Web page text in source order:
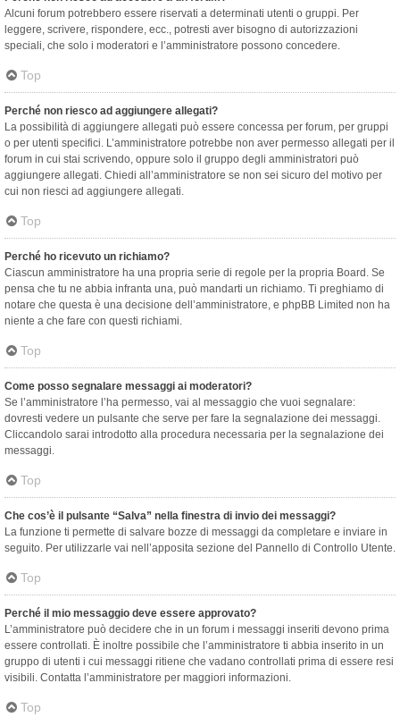
Alcuni forum potrebbero essere riservati a determinati utenti o gruppi. Per
leggere, scrivere, rispondere, ecc., potresti aver bisogno di autorizzazioni
speciali, che solo i moderatori e l’amministratore possono concedere.
Top
Perché non riesco ad aggiungere allegati?
La possibilità di aggiungere allegati può essere concessa per forum, per gruppi
o per utenti specifici. L’amministratore potrebbe non aver permesso allegati per il
forum in cui stai scrivendo, oppure solo il gruppo degli amministratori può
aggiungere allegati. Chiedi all’amministratore se non sei sicuro del motivo per
cui non riesci ad aggiungere allegati.
Top
Perché ho ricevuto un richiamo?
Ciascun amministratore ha una propria serie di regole per la propria Board. Se
pensa che tu ne abbia infranta una, può mandarti un richiamo. Ti preghiamo di
notare che questa è una decisione dell’amministratore, e phpBB Limited non ha
niente a che fare con questi richiami.
Top
Come posso segnalare messaggi ai moderatori?
Se l’amministratore l’ha permesso, vai al messaggio che vuoi segnalare:
dovresti vedere un pulsante che serve per fare la segnalazione dei messaggi.
Cliccandolo sarai introdotto alla procedura necessaria per la segnalazione dei
messaggi.
Top
Che cos’è il pulsante “Salva” nella finestra di invio dei messaggi?
La funzione ti permette di salvare bozze di messaggi da completare e inviare in
seguito. Per utilizzarle vai nell’apposita sezione del Pannello di Controllo Utente.
Top
Perché il mio messaggio deve essere approvato?
L’amministratore può decidere che in un forum i messaggi inseriti devono prima
essere controllati. È inoltre possibile che l’amministratore ti abbia inserito in un
gruppo di utenti i cui messaggi ritiene che vadano controllati prima di essere resi
visibili. Contatta l’amministratore per maggiori informazioni.
Top